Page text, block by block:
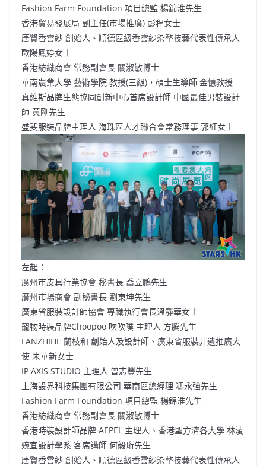
Fashion Farm Foundation 項目總監 楊錦淮先生
香港貿易發展局 副主任(市場推廣) 彭程女士
唐賢香雲紗 創始人、順德區級香雲紗染整技藝代表性傳承人
歐陽鳳婷女士
香港紡織商會 常務副會長 關淑敏博士
華南農業大學 藝術學院 教授(三級)，碩士生導師 金憓教授
真維斯品牌生態協同創新中心首席設計師 中國最佳男裝設計
師 黃剛先生
盛斐服裝品牌主理人 海珠區人才聯合會常務理事 郭紅女士
左起：
廣州市皮具行業協會 秘書長 喬立鵬先生
廣州市場商會 副秘書長 劉東坤先生
廣東省服裝設計師協會 專職執行會長溫靜華女士
寵物時裝品牌Choopoo 吹吹噗 主理人 方騰先生
LANZHIHE 蘭枝和 創始人及設計師、廣東省服裝非遺推廣大
使 朱華新女士
IP AXIS STUDIO 主理人 曾志豐先生
上海設界科技集團有限公司 華南區總經理 馮永強先生
Fashion Farm Foundation 項目總監 楊錦淮先生
香港紡織商會 常務副會長 關淑敏博士
香港時裝設計師品牌 AEPEL 主理人、香港聖方濟各大學 林淩
婉宜設計學系 客席講師 何毅珩先生
唐賢香雲紗 創始人、順德區級香雲紗染整技藝代表性傳承人